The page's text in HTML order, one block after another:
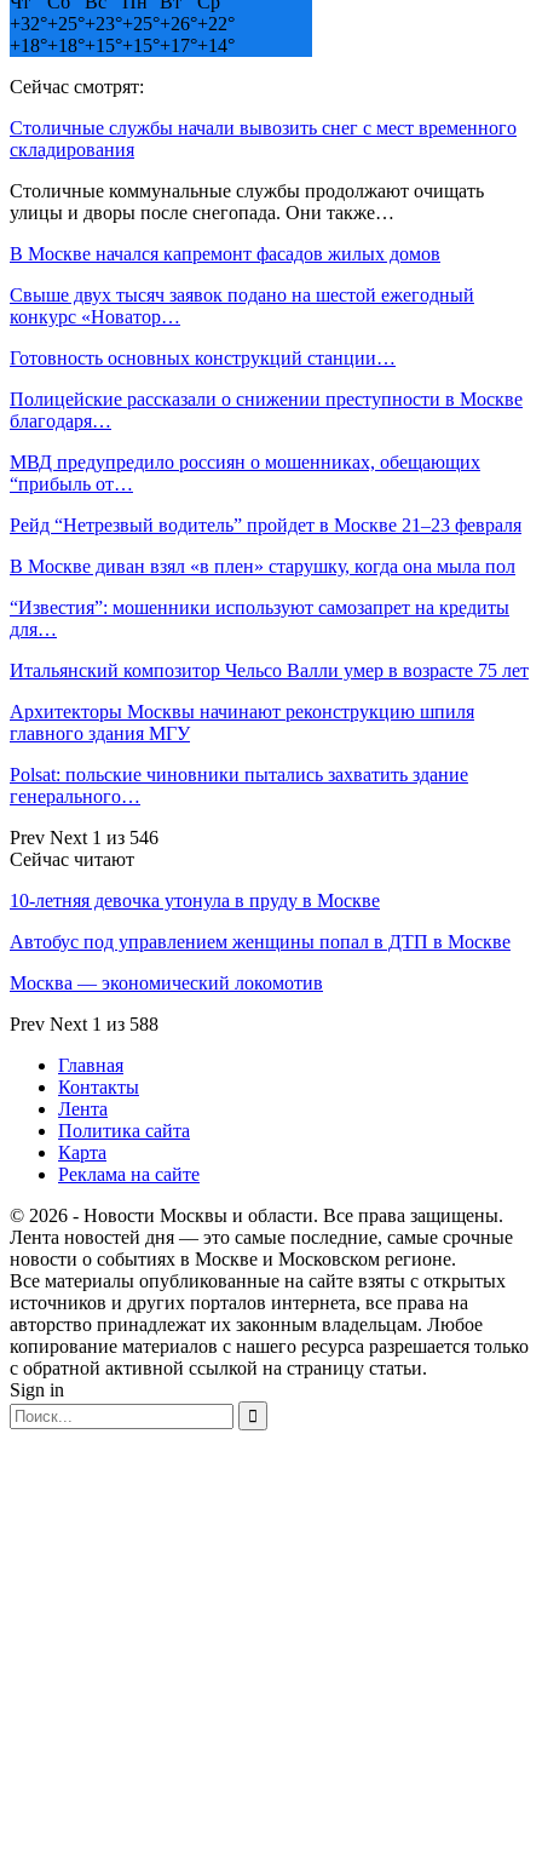
+32°+25°+23°+25°+26°+22°
+18°+18°+15°+15°+17°+14°
Сейчас смотрят:
Столичные службы начали вывозить снег с мест временного
складирования
Столичные коммунальные службы продолжают очищать
улицы и дворы после снегопада. Они также…
В Москве начался капремонт фасадов жилых домов
Свыше двух тысяч заявок подано на шестой ежегодный
конкурс «Новатор…
Готовность основных конструкций станции…
Полицейские рассказали о снижении преступности в Москве
благодаря…
МВД предупредило россиян о мошенниках, обещающих
“прибыль от…
Рейд “Нетрезвый водитель” пройдет в Москве 21–23 февраля
В Москве диван взял «в плен» старушку, когда она мыла пол
“Известия”: мошенники используют самозапрет на кредиты
для…
Итальянский композитор Чельсо Валли умер в возрасте 75 лет
Архитекторы Москвы начинают реконструкцию шпиля
главного здания МГУ
Polsat: польские чиновники пытались захватить здание
генерального…
Prev Next 1 из 546
Сейчас читают
10-летняя девочка утонула в пруду в Москве
Автобус под управлением женщины попал в ДТП в Москве
Москва — экономический локомотив
Prev Next 1 из 588
Главная
Контакты
Лента
Политика сайта
Карта
Реклама на сайте
© 2026 - Новости Москвы и области. Все права защищены.
Лента новостей дня — это самые последние, самые срочные
новости о событиях в Москве и Московском регионе.
Все материалы опубликованные на сайте взяты с открытых
источников и других порталов интернета, все права на
авторство принадлежат их законным владельцам. Любое
копирование материалов с нашего ресурса разрешается только
с обратной активной ссылкой на страницу статьи.
Sign in